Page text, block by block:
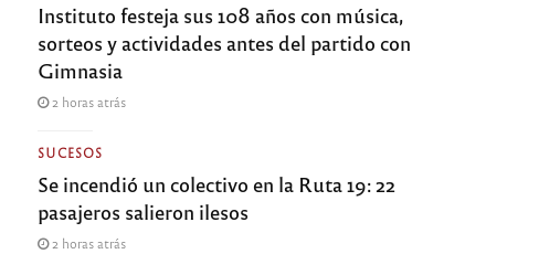
Instituto festeja sus 108 años con música,
sorteos y actividades antes del partido con
Gimnasia
2 horas atrás
SUCESOS
Se incendió un colectivo en la Ruta 19: 22
pasajeros salieron ilesos
2 horas atrás